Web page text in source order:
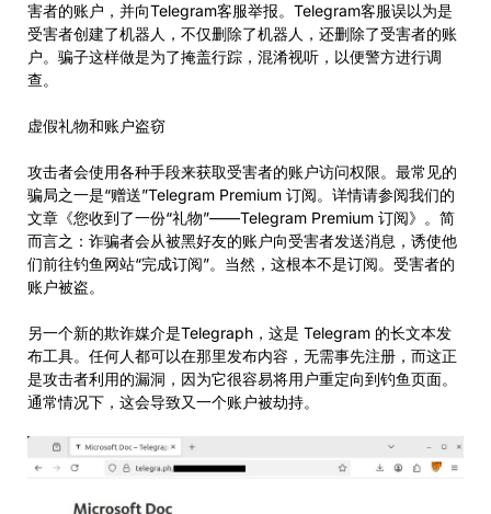
害者的账户，并向Telegram客服举报。Telegram客服误以为是
受害者创建了机器人，不仅删除了机器人，还删除了受害者的账
户。骗子这样做是为了掩盖行踪，混淆视听，以便警方进行调
查。
虚假礼物和账户盗窃
攻击者会使用各种手段来获取受害者的账户访问权限。最常见的
骗局之一是“赠送”Telegram Premium 订阅。详情请参阅我们的
文章《您收到了一份“礼物”——Telegram Premium 订阅》。简
而言之：诈骗者会从被黑好友的账户向受害者发送消息，诱使他
们前往钓鱼网站“完成订阅”。当然，这根本不是订阅。受害者的
账户被盗。
另一个新的欺诈媒介是Telegraph，这是 Telegram 的长文本发
布工具。任何人都可以在那里发布内容，无需事先注册，而这正
是攻击者利用的漏洞，因为它很容易将用户重定向到钓鱼页面。
通常情况下，这会导致又一个账户被劫持。